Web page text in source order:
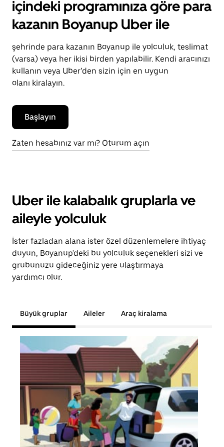
içindeki programınıza göre para
kazanın Boyanup Uber ile
şehrinde para kazanın Boyanup ile yolculuk, teslimat
(varsa) veya her ikisi birden yapılabilir. Kendi aracınızı
kullanın veya Uber’den sizin için en uygun
olanı kiralayın.
Başlayın
Zaten hesabınız var mı? Oturum açın
Uber ile kalabalık gruplarla ve
aileyle yolculuk
İster fazladan alana ister özel düzenlemelere ihtiyaç
duyun, Boyanup'deki bu yolculuk seçenekleri sizi ve
grubunuzu gideceğiniz yere ulaştırmaya
yardımcı olur.
Büyük gruplar Aileler Araç kiralama